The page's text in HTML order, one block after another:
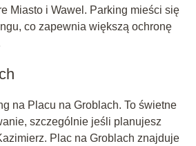
Miasto i Wawel. Parking mieści się
co zapewnia większą ochronę
na Placu na Groblach. To świetne
szczególnie jeśli planujesz
Plac na Groblach znajduje